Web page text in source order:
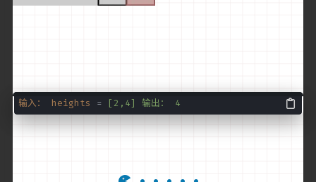
输入： heights = [2,4] 输出： 4